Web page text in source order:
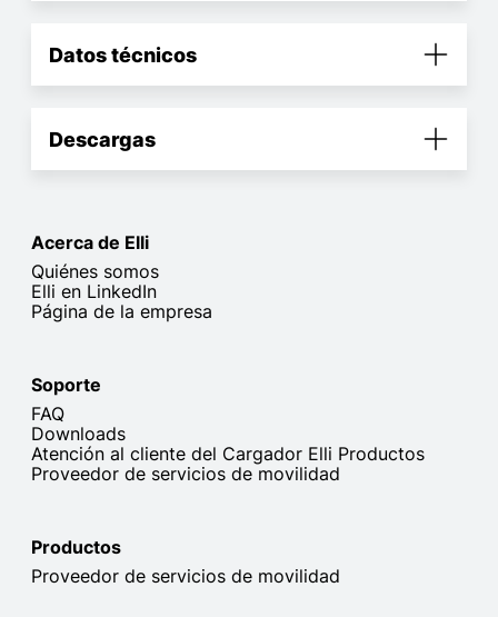
Datos técnicos
Descargas
Acerca de Elli
Quiénes somos
Elli en LinkedIn
Página de la empresa
Soporte
FAQ
Downloads
Atención al cliente del Cargador Elli Productos
Proveedor de servicios de movilidad
Productos
Proveedor de servicios de movilidad